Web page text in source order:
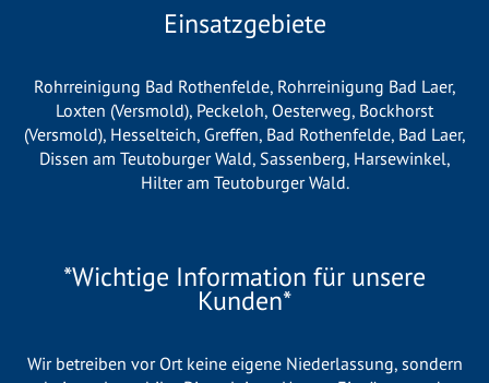
Einsatzgebiete
Rohrreinigung Bad Rothenfelde, Rohrreinigung Bad Laer,
Loxten (Versmold), Peckeloh, Oesterweg, Bockhorst
(Versmold), Hesselteich, Greffen, Bad Rothenfelde, Bad Laer,
Dissen am Teutoburger Wald, Sassenberg, Harsewinkel,
Hilter am Teutoburger Wald.
*Wichtige Information für unsere
Kunden*
Wir betreiben vor Ort keine eigene Niederlassung, sondern